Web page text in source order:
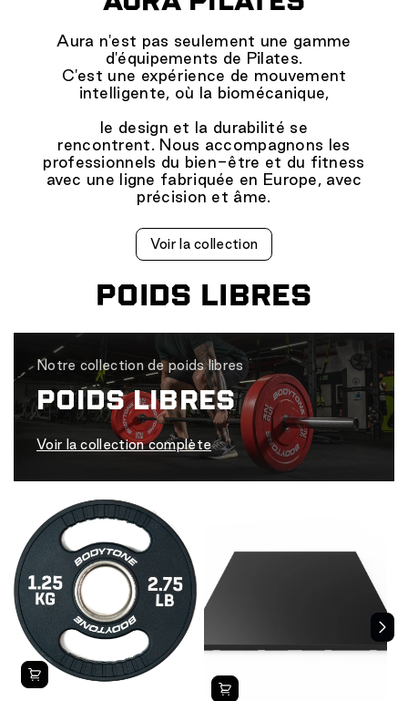
Aura n'est pas seulement une gamme
d'équipements de Pilates.
C'est une expérience de mouvement
intelligente, où la biomécanique,
le design et la durabilité se
rencontrent. Nous accompagnons les
professionnels du bien-être et du fitness
avec une ligne fabriquée en Europe, avec
précision et âme.
Voir la collection
POIDS LIBRES
Notre collection de poids libres
POIDS LIBRES
Voir la collection complète